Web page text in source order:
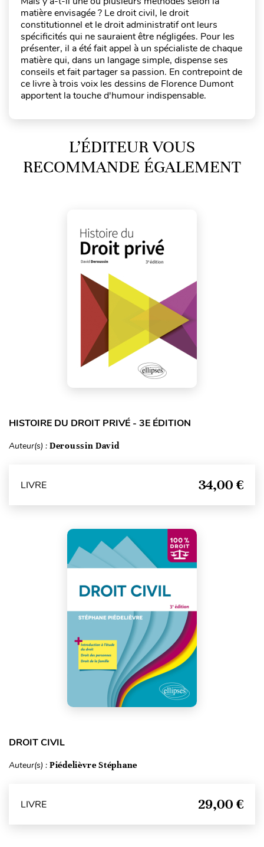
matière envisagée ? Le droit civil, le droit
constitutionnel et le droit administratif ont leurs
spécificités qui ne sauraient être négligées. Pour les
présenter, il a été fait appel à un spécialiste de chaque
matière qui, dans un langage simple, dispense ses
conseils et fait partager sa passion. En contrepoint de
ce livre à trois voix les dessins de Florence Dumont
apportent la touche d'humour indispensable.
L’ÉDITEUR VOUS
RECOMMANDE ÉGALEMENT
HISTOIRE DU DROIT PRIVÉ - 3E ÉDITION
Auteur(s) : Deroussin David
LIVRE 34,00 €
DROIT CIVIL
Auteur(s) : Piédelièvre Stéphane
LIVRE 29,00 €